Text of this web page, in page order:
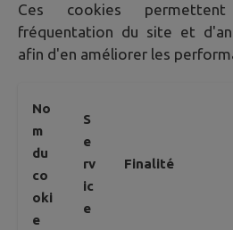
Ces cookies
fréquentation du site et
afin d'en améliorer les
No
m
du
co
oki
e
S
e
rv
ic
e
Finalité